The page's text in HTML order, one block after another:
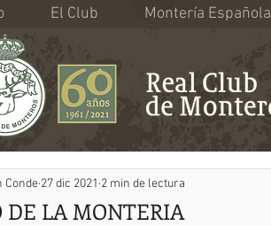
El Club Montería Española
LA MONTERIA
Conde 27 dic 2021 2 min de lectura